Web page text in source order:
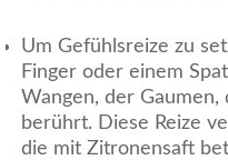
Um Gefühlsreize zu
Finger oder einem
Wangen, der
berührt. Diese Reize
die mit Zitronensaft